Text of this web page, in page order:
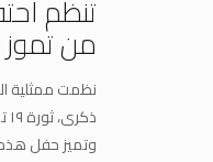
من تموز
نظمت ممثلية
وتميز حفل